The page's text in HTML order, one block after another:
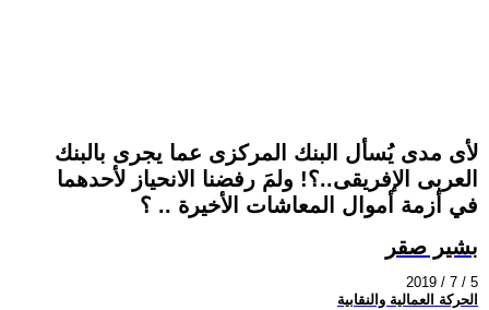
لأى مدى يُسأل البنك المركزى عما يجرى بالبنك
العربى الإفريقى..؟! ولمَ رفضنا الانحياز لأحدهما
في أزمة أموال المعاشات الأخيرة .. ؟
بشير صقر
2019 / 7 / 5
الحركة العمالية والنقابية